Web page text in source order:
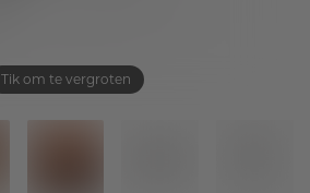
Tik om te vergroten